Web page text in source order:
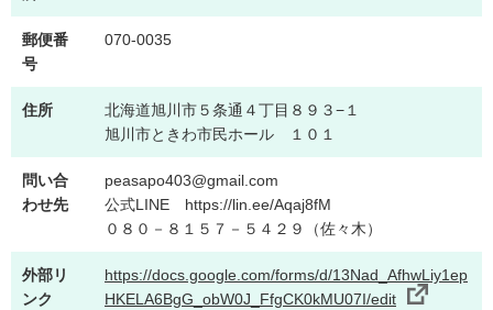
郵便番
号
070-0035
住所
北海道旭川市５条通４丁目８９３−１
旭川市ときわ市民ホール １０１
問い合
わせ先
peasapo403@gmail.com
公式LINE https://lin.ee/Aqaj8fM
０８０－８１５７－５４２９（佐々木）
外部リ
ンク
https://docs.google.com/forms/d/13Nad_AfhwLiy1ep
HKELA6BgG_obW0J_FfgCK0kMU07I/edit